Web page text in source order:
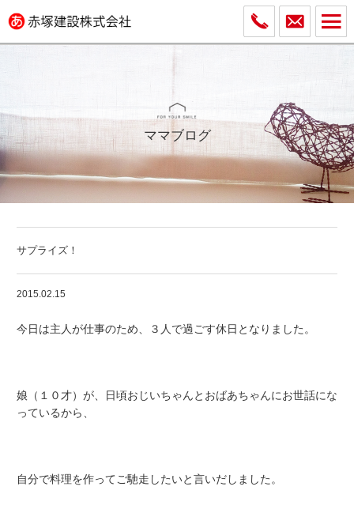
ママブログ
サプライズ！
2015.02.15
今日は主人が仕事のため、３人で過ごす休日となりました。
娘（１０才）が、日頃おじいちゃんとおばあちゃんにお世話にな
っているから、
自分で料理を作ってご馳走したいと言いだしました。